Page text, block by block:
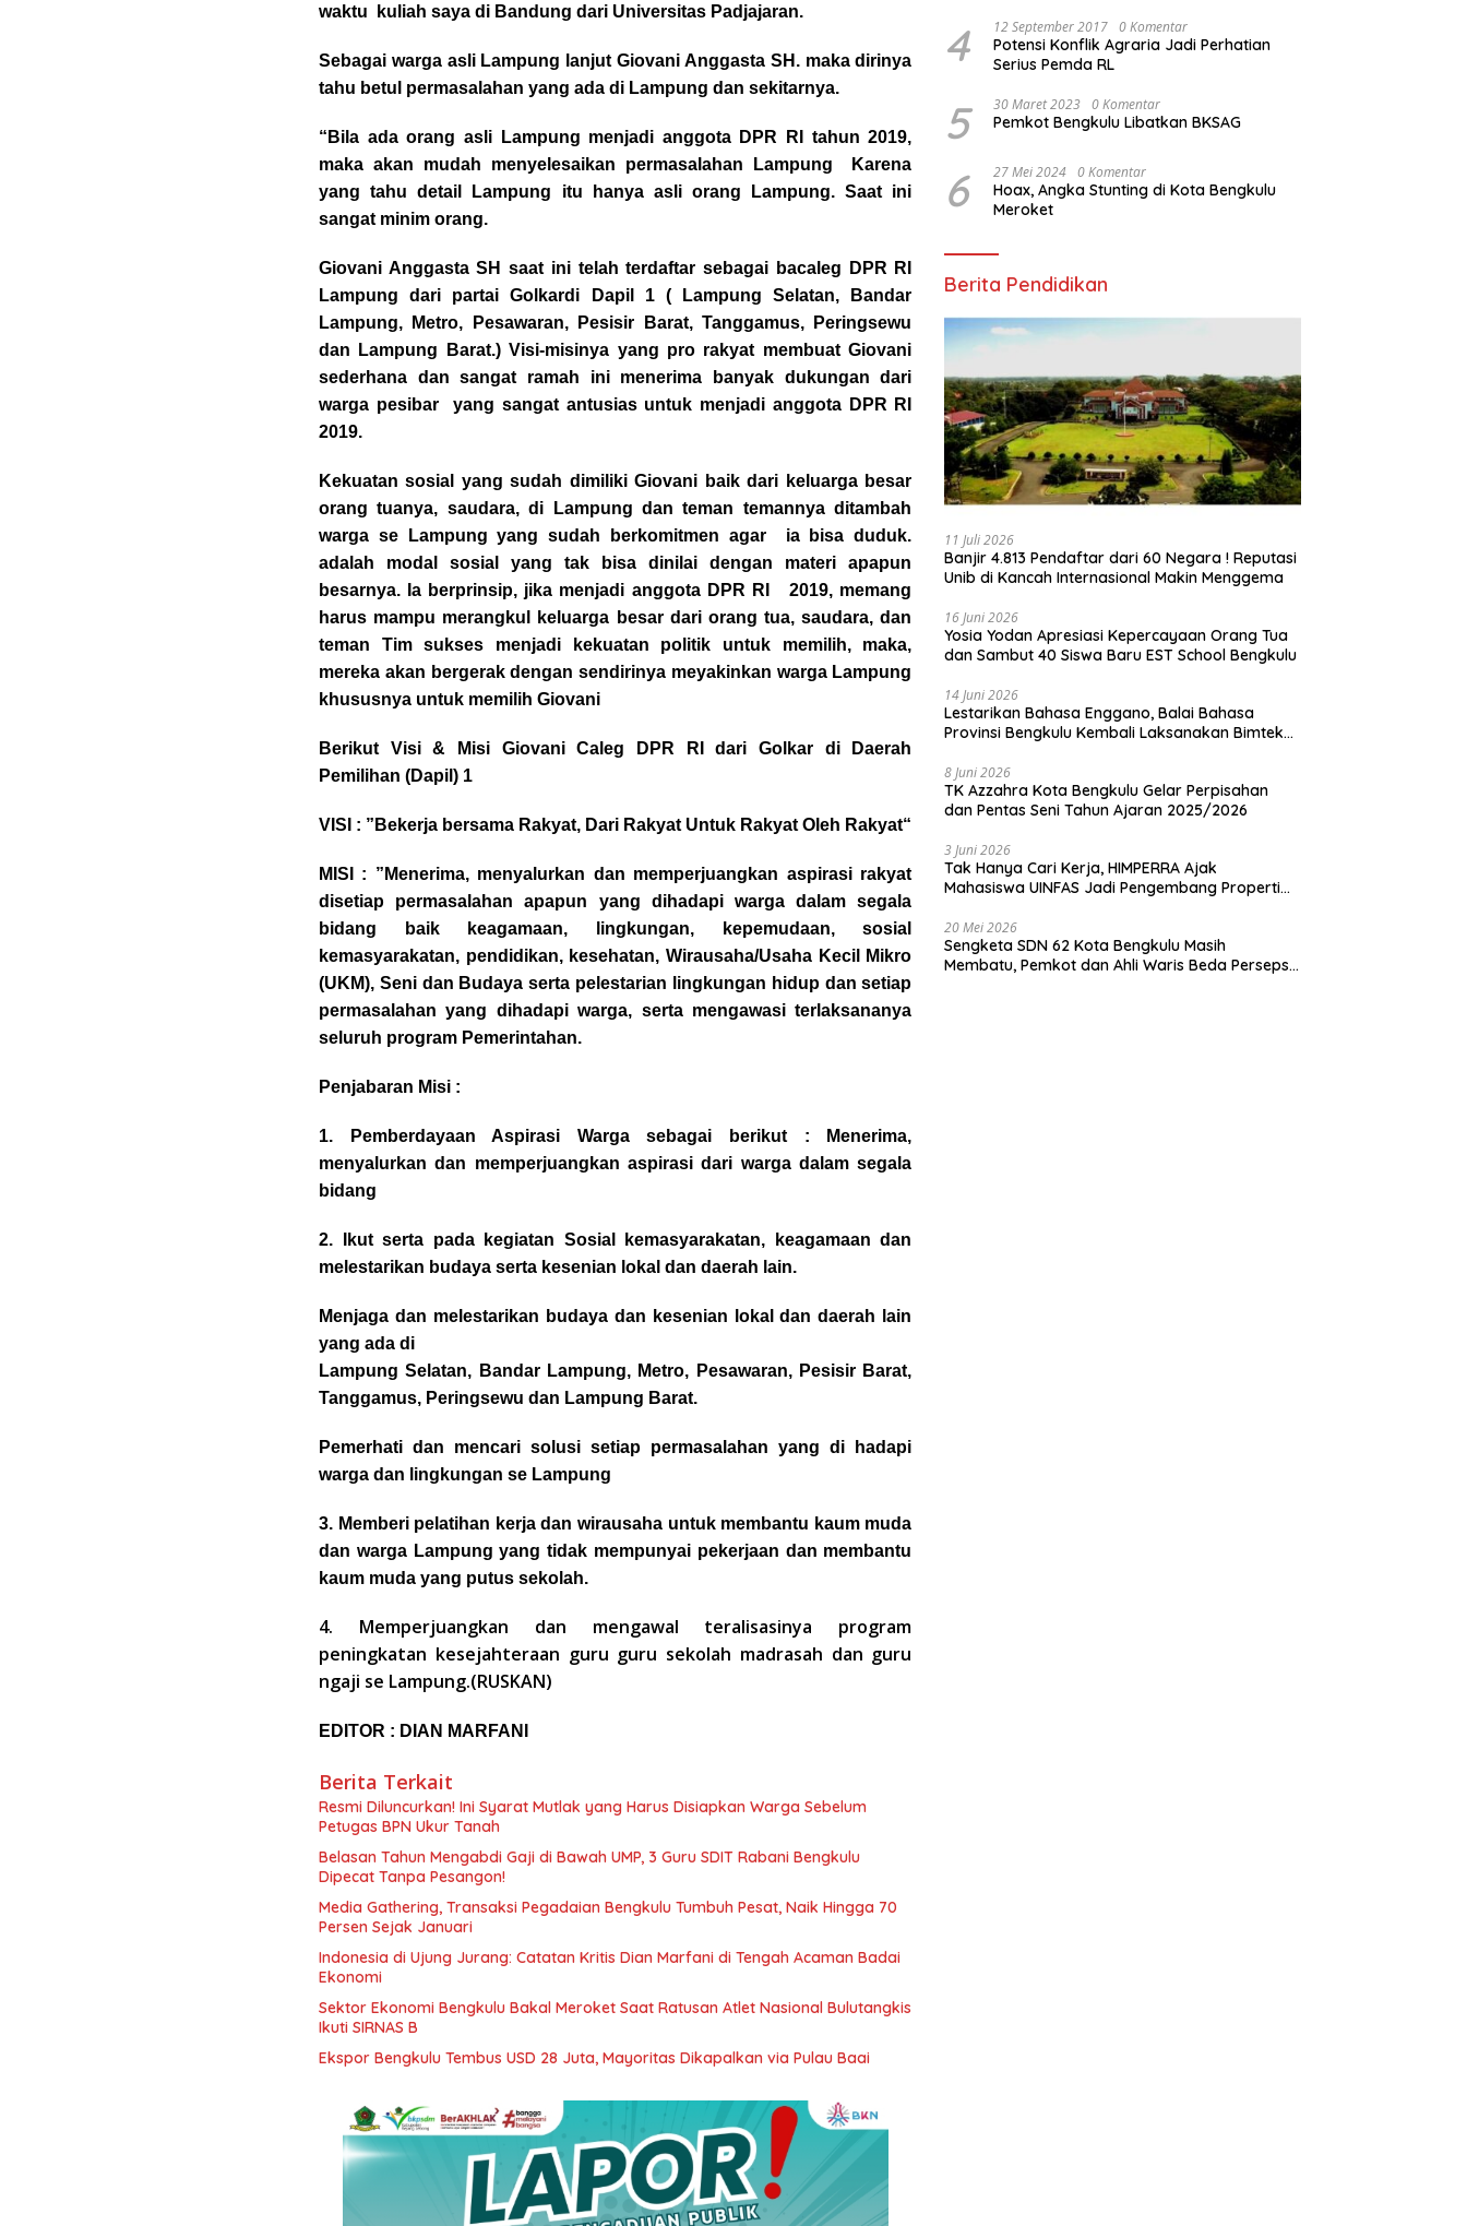
waktu kuliah saya di Bandung dari Universitas Padjajaran.
Sebagai warga asli Lampung lanjut Giovani Anggasta SH. maka dirinya
tahu betul permasalahan yang ada di Lampung dan sekitarnya.
“Bila ada orang asli Lampung menjadi anggota DPR RI tahun 2019,
maka akan mudah menyelesaikan permasalahan Lampung Karena
yang tahu detail Lampung itu hanya asli orang Lampung. Saat ini
sangat minim orang.
Giovani Anggasta SH saat ini telah terdaftar sebagai bacaleg DPR RI
Lampung dari partai Golkardi Dapil 1 ( Lampung Selatan, Bandar
Lampung, Metro, Pesawaran, Pesisir Barat, Tanggamus, Peringsewu
dan Lampung Barat.) Visi-misinya yang pro rakyat membuat Giovani
sederhana dan sangat ramah ini menerima banyak dukungan dari
warga pesibar yang sangat antusias untuk menjadi anggota DPR RI
2019.
Kekuatan sosial yang sudah dimiliki Giovani baik dari keluarga besar
orang tuanya, saudara, di Lampung dan teman temannya ditambah
warga se Lampung yang sudah berkomitmen agar ia bisa duduk.
adalah modal sosial yang tak bisa dinilai dengan materi apapun
besarnya. Ia berprinsip, jika menjadi anggota DPR RI 2019, memang
harus mampu merangkul keluarga besar dari orang tua, saudara, dan
teman Tim sukses menjadi kekuatan politik untuk memilih, maka,
mereka akan bergerak dengan sendirinya meyakinkan warga Lampung
khususnya untuk memilih Giovani
Berikut Visi & Misi Giovani Caleg DPR RI dari Golkar di Daerah
Pemilihan (Dapil) 1
VISI : ”Bekerja bersama Rakyat, Dari Rakyat Untuk Rakyat Oleh Rakyat“
MISI : ”Menerima, menyalurkan dan memperjuangkan aspirasi rakyat
disetiap permasalahan apapun yang dihadapi warga dalam segala
bidang baik keagamaan, lingkungan, kepemudaan, sosial
kemasyarakatan, pendidikan, kesehatan, Wirausaha/Usaha Kecil Mikro
(UKM), Seni dan Budaya serta pelestarian lingkungan hidup dan setiap
permasalahan yang dihadapi warga, serta mengawasi terlaksananya
seluruh program Pemerintahan.
Penjabaran Misi :
1. Pemberdayaan Aspirasi Warga sebagai berikut : Menerima,
menyalurkan dan memperjuangkan aspirasi dari warga dalam segala
bidang
2. Ikut serta pada kegiatan Sosial kemasyarakatan, keagamaan dan
melestarikan budaya serta kesenian lokal dan daerah lain.
Menjaga dan melestarikan budaya dan kesenian lokal dan daerah lain
yang ada di
Lampung Selatan, Bandar Lampung, Metro, Pesawaran, Pesisir Barat,
Tanggamus, Peringsewu dan Lampung Barat.
Pemerhati dan mencari solusi setiap permasalahan yang di hadapi
warga dan lingkungan se Lampung
3. Memberi pelatihan kerja dan wirausaha untuk membantu kaum muda
dan warga Lampung yang tidak mempunyai pekerjaan dan membantu
kaum muda yang putus sekolah.
4. Memperjuangkan dan mengawal teralisasinya program
peningkatan kesejahteraan guru guru sekolah madrasah dan guru
ngaji se Lampung.(RUSKAN)
EDITOR : DIAN MARFANI
Berita Terkait
Resmi Diluncurkan! Ini Syarat Mutlak yang Harus Disiapkan Warga Sebelum
Petugas BPN Ukur Tanah
Belasan Tahun Mengabdi Gaji di Bawah UMP, 3 Guru SDIT Rabani Bengkulu
Dipecat Tanpa Pesangon!
Media Gathering, Transaksi Pegadaian Bengkulu Tumbuh Pesat, Naik Hingga 70
Persen Sejak Januari
Indonesia di Ujung Jurang: Catatan Kritis Dian Marfani di Tengah Acaman Badai
Ekonomi
Sektor Ekonomi Bengkulu Bakal Meroket Saat Ratusan Atlet Nasional Bulutangkis
Ikuti SIRNAS B
Ekspor Bengkulu Tembus USD 28 Juta, Mayoritas Dikapalkan via Pulau Baai
4 12 September 2017 0 Komentar
Potensi Konflik Agraria Jadi Perhatian
Serius Pemda RL
5 30 Maret 2023 0 Komentar
Pemkot Bengkulu Libatkan BKSAG
6 27 Mei 2024 0 Komentar
Hoax, Angka Stunting di Kota Bengkulu
Meroket
Berita Pendidikan
11 Juli 2026
Banjir 4.813 Pendaftar dari 60 Negara ! Reputasi
Unib di Kancah Internasional Makin Menggema
16 Juni 2026
‎Yosia Yodan Apresiasi Kepercayaan Orang Tua
dan Sambut 40 Siswa Baru EST School Bengkulu
14 Juni 2026
Lestarikan Bahasa Enggano, Balai Bahasa
Provinsi Bengkulu Kembali Laksanakan Bimtek
8 Juni 2026
TK Azzahra Kota Bengkulu Gelar Perpisahan
dan Pentas Seni Tahun Ajaran 2025/2026
3 Juni 2026
Tak Hanya Cari Kerja, HIMPERRA Ajak
Mahasiswa UINFAS Jadi Pengembang Properti
20 Mei 2026
Sengketa SDN 62 Kota Bengkulu Masih
Membatu, Pemkot dan Ahli Waris Beda Persepsi